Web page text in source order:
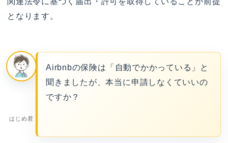
となります。
はじめ君
Airbnbの保険は「自動でかかっている」と
聞きましたが、本当に申請しなくていいの
ですか？